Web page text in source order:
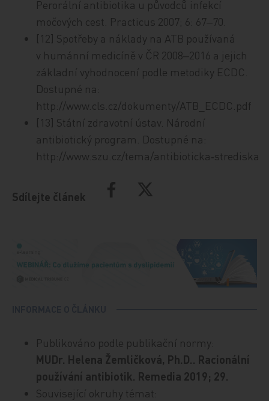
Perorální antibiotika u původců infekcí
močových cest. Practicus 2007; 6: 67‒70.
[12] Spotřeby a náklady na ATB používaná
v humánní medicíně v ČR 2008‒2016 a jejich
základní vyhodnocení podle metodiky ECDC.
Dostupné na:
http://www.cls.cz/dokumenty/ATB_ECDC.pdf
[13] Státní zdravotní ústav. Národní
antibiotický program. Dostupné na:
http://www.szu.cz/tema/antibioticka‑strediska
Sdílejte článek
Publikováno podle publikační normy:
MUDr. Helena Žemličková, Ph.D.. Racionální
používání antibiotik. Remedia 2019; 29.
Související okruhy témat: